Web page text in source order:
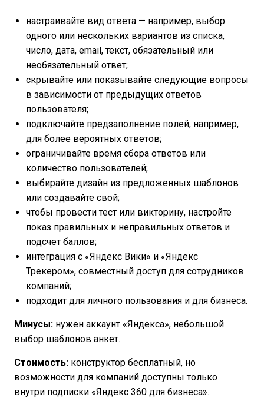
настраивайте вид ответа — например, выбор
одного или нескольких вариантов из списка,
число, дата, email, текст, обязательный или
необязательный ответ;
скрывайте или показывайте следующие вопросы
в зависимости от предыдущих ответов
пользователя;
подключайте предзаполнение полей, например,
для более вероятных ответов;
ограничивайте время сбора ответов или
количество пользователей;
выбирайте дизайн из предложенных шаблонов
или создавайте свой;
чтобы провести тест или викторину, настройте
показ правильных и неправильных ответов и
подсчет баллов;
интеграция с «Яндекс Вики» и «Яндекс
Трекером», совместный доступ для сотрудников
компаний;
подходит для личного пользования и для бизнеса.
Минусы: нужен аккаунт «Яндекса», небольшой
выбор шаблонов анкет.
Стоимость: конструктор бесплатный, но
возможности для компаний доступны только
внутри подписки «Яндекс 360 для бизнеса».